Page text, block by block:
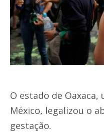
O estado de
México, legalizou o
gestação.